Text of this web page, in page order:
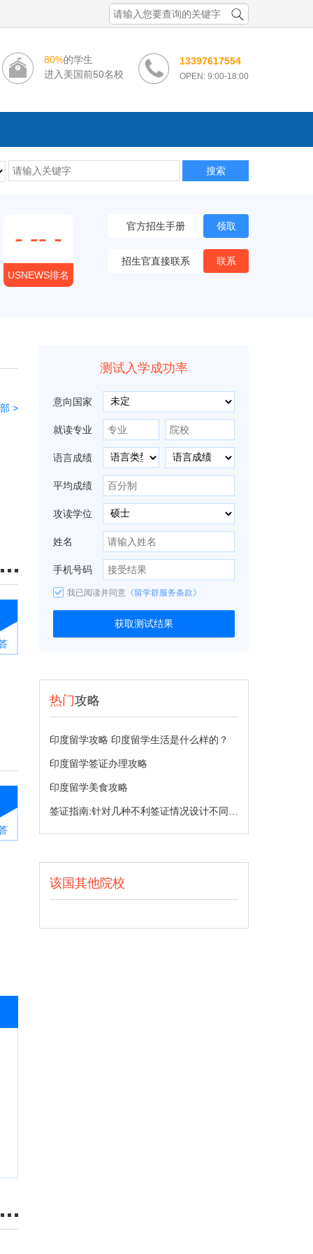
80%的学生
进入美国前50名校
13397617554
OPEN: 9:00-18:00
搜索
官方招生手册 领取
招生官直接联系 联系
- -- -
USNEWS排名
>
测试入学成功率
意向国家
就读专业
语言成绩
平均成绩
攻读学位
姓名
手机号码
我已阅读并同意 《留学群服务条款》
获取测试结果
热门攻略
印度留学攻略 印度留学生活是什么样的？
印度留学签证办理攻略
印度留学美食攻略
该国其他院校